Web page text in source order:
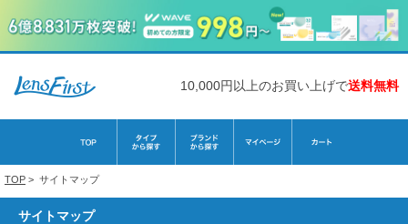
10,000円以上のお買い上げで送料無料
TOP > サイトマップ
サイトマップ